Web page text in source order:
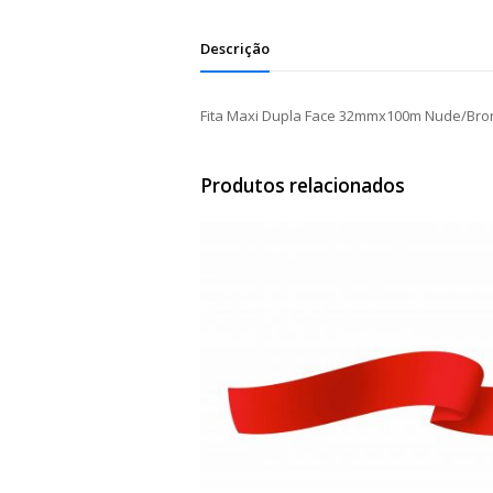
Descrição
Fita Maxi Dupla Face 32mmx100m Nude/
Produtos relacionados